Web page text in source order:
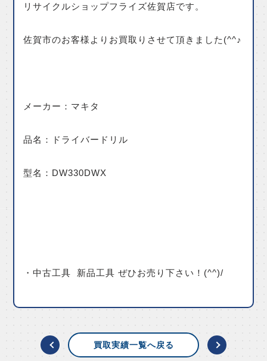
リサイクルショップフライズ佐賀店です。
佐賀市のお客様よりお買取りさせて頂きました(^^♪
メーカー：マキタ
品名：ドライバードリル
型名：DW330DWX
・中古工具 新品工具 ぜひお売り下さい！(^^)/
買取実績一覧へ戻る